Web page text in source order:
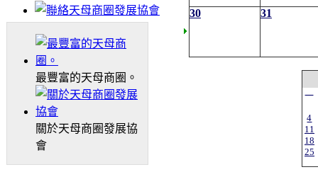
最豐富的天母商圈。
關於天母商圈發展協
會
30 31
一
4
11
18
25